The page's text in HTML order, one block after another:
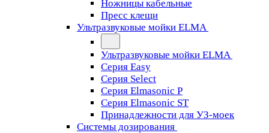
Ножницы кабельные
Пресс клещи
Ультразвуковые мойки ELMA
Ультразвуковые мойки ELMA
Серия Easy
Серия Select
Серия Elmasonic P
Серия Elmasonic ST
Принадлежности для УЗ-моек
Системы дозирования